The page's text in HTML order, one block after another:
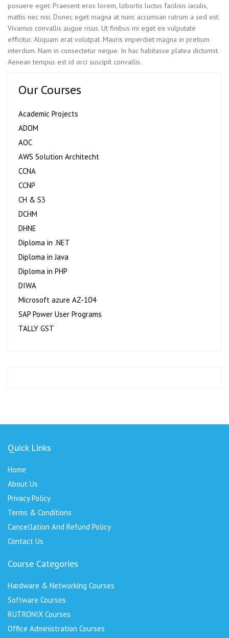
posuere eget. Praesent eros lorem, lobortis luctus facilisis iaculis,
mattis nec nisi. Donec eget magna at nunc accumsan rutrum a sed est.
Vivamus convallis augue risus. Ut finibus mi eget ex vulputate
efficitur. Aliquam erat volutpat. Mauris imperdiet magna in pretium
interdum. Nam in consectetur neque. In hac habitasse platea dictumst.
Aenean tempus est id orci suscipit convallis.
Our Courses
Academic Projects
ADOM
AOC
AWS Solution Architecht
CCNA
CCNP
CH & S3
DCHM
DHNE
Diploma in .NET
Diploma in Java
Diploma in PHP
DIWA
Microsoft azure AZ-104
SAP Power User Programs
TALLY GST
Quick Links
Home
About Us
Privacy Policy
Terms & Conditions
Cancellation And Refund Policy
Contact Us
Course Categories
Hardware & Networking Courses
Software Courses
RUTRONIX Courses
Office Administration Courses